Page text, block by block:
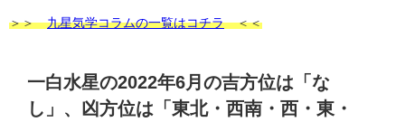
＞＞九星気学コラムの一覧はコチラ＜＜
一白水星の2022年6月の吉方位は「な
し」、凶方位は「東北・西南・西・東・